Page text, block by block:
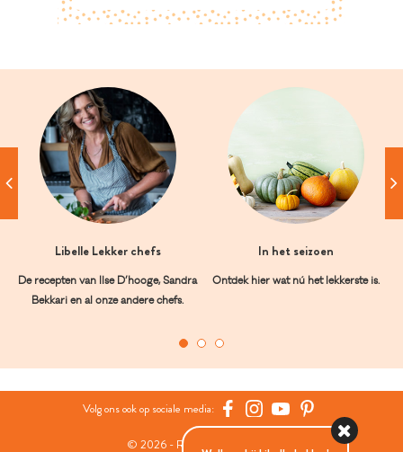
Libelle Lekker chefs
De recepten van Ilse D’hooge, Sandra
Bekkari en al onze andere chefs.
In het seizoen
Ontdek hier wat nú het lekkerste is.
Volg ons ook op sociale media:
© 2026 - Roularta Media Group